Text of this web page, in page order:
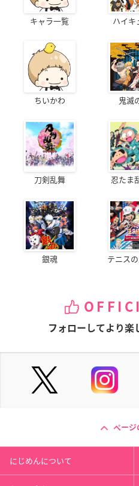
キャラ一覧 ハイキ
ちいかわ 鬼滅
刀剣乱舞 忍たま
銀魂 テニス
フォローしてより楽
ページ
にじめんについて